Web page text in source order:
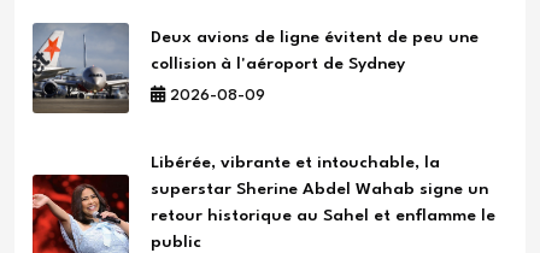
Deux avions de ligne évitent de peu une
collision à l'aéroport de Sydney
2026-08-09
Libérée, vibrante et intouchable, la
superstar Sherine Abdel Wahab signe un
retour historique au Sahel et enflamme le
public